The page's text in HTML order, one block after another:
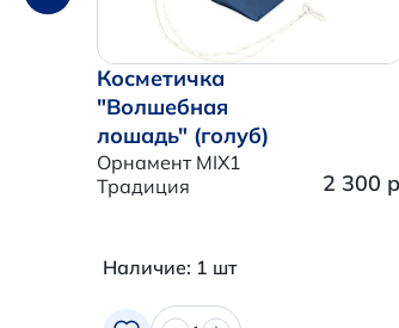
Косметичка
"Волшебная
лошадь" (голуб)
Орнамент MIX1
Традиция
2 300
Наличие: 1 шт